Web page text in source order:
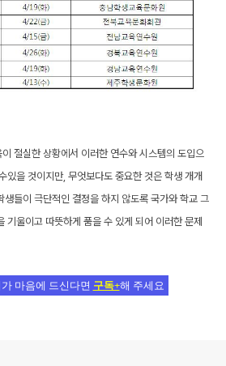
절실한 상황에서 이러한 연수와 시스템의 도입으
있을 것이지만, 무엇보다도 중요한 것은 학생 개개
생들이 극단적인 결정을 하지 않도록 국가와 학교 그
기울이고 따뜻하게 품을 수 있게 되어 이러한 문제
마음에 드신다면 구독+해 주세요